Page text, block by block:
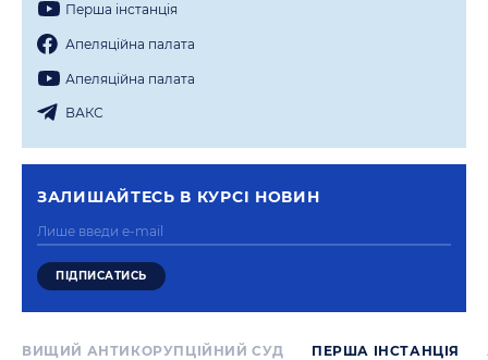
Перша iнстанцiя
Апеляцiйна палата
Апеляцiйна палата
ВАКС
ЗАЛИШАЙТЕСЬ В КУРСI НОВИН
ВИЩИЙ АНТИКОРУПЦІЙНИЙ СУД ПЕРША IНСТАНЦIЯ